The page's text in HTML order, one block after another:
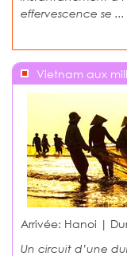
effervescence se ...
Vietnam aux
Arrivée: Hanoi |
Un circuit d’une